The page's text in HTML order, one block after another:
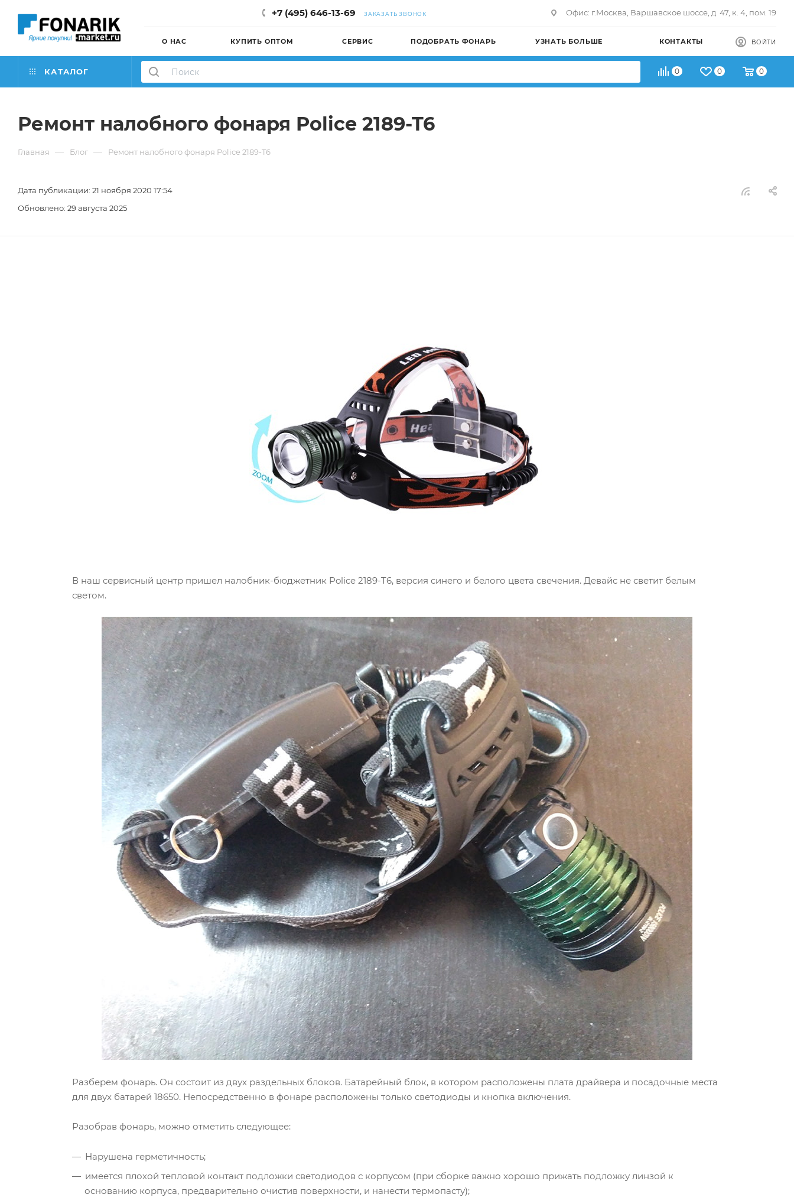
+7 (495) 646-13-69 ЗАКАЗАТЬ ЗВОНОК Офис: г.Москва, Варшавское шоссе, д. 47, к. 4, пом. 19
О НАС КУПИТЬ ОПТОМ СЕРВИС ПОДОБРАТЬ ФОНАРЬ УЗНАТЬ БОЛЬШЕ КОНТАКТЫ ВОЙТИ
КАТАЛОГ 0 0 0
Ремонт налобного фонаря Police 2189-T6
Главная — Блог — Ремонт налобного фонаря Police 2189-T6
Дата публикации: 21 ноября 2020 17:54
Обновлено: 29 августа 2025
В наш сервисный центр пришел налобник-бюджетник Police 2189-T6, версия синего и белого цвета свечения. Девайс не светит белым
светом.
Разберем фонарь. Он состоит из двух раздельных блоков. Батарейный блок, в котором расположены плата драйвера и посадочные места
для двух батарей 18650. Непосредственно в фонаре расположены только светодиоды и кнопка включения.
Разобрав фонарь, можно отметить следующее:
Нарушена герметичность;
имеется плохой тепловой контакт подложки светодиодов с корпусом (при сборке важно хорошо прижать подложку линзой к
основанию корпуса, предварительно очистив поверхности, и нанести термопасту);